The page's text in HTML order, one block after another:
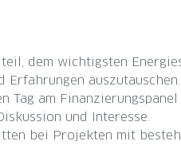
dem wichtigsten
auszutauschen.
am
und Interesse.
bei Projekten mit